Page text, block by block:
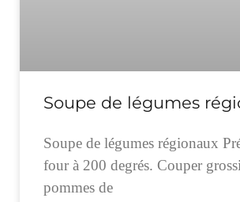
Soupe de légumes
Soupe de légumes régionaux
four à 200 degrés. Couper
pommes de